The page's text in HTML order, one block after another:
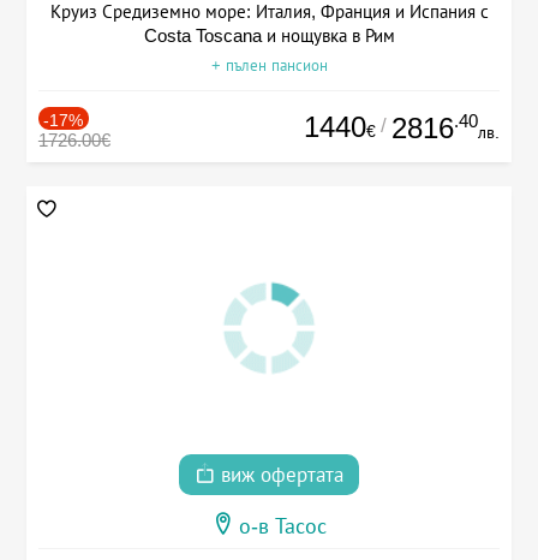
Круиз Средиземно море: Италия, Франция и Испания с
Costa Toscana и нощувка в Рим
+ пълен пансион
-17%
1726.00€ 1440€ / 2816.40
лв.
виж офертата
о-в Тасос